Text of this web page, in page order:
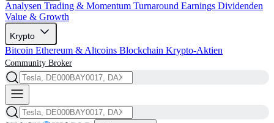
Analysen Trading & Momentum Turnaround Earnings Dividenden
Value & Growth
Krypto
Bitcoin Ethereum & Altcoins Blockchain Krypto-Aktien
Community Broker